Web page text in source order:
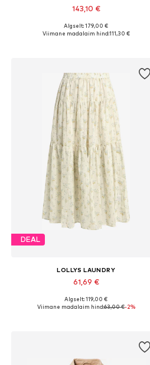
143,10 €
Saadaolevad suurused: XS, S, M, L, XL, XXL
Algselt: 179,00 €
Viimane madalaim hind:111,30 €
DEAL
LOLLYS LAUNDRY
61,69 €
Saadaolevad suurused: 38, 40, 42
Algselt: 119,00 €
Viimane madalaim hind:63,00 €-2%